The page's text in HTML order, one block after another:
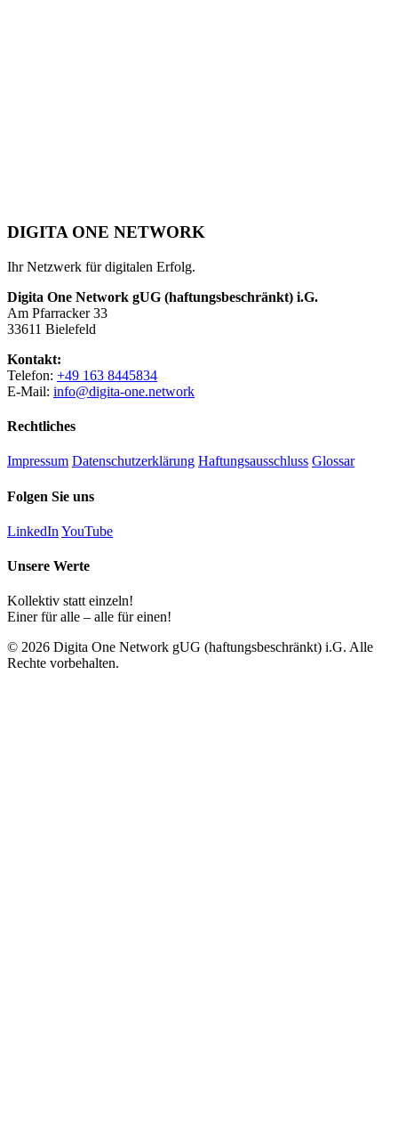
DIGITA ONE NETWORK
Ihr Netzwerk für digitalen Erfolg.
Digita One Network gUG (haftungsbeschränkt) i.G.
Am Pfarracker 33
33611 Bielefeld
Kontakt:
Telefon: +49 163 8445834
E-Mail: info@digita-one.network
Rechtliches
Impressum Datenschutzerklärung Haftungsausschluss Glossar
Folgen Sie uns
LinkedIn YouTube
Unsere Werte
Kollektiv statt einzeln!
Einer für alle – alle für einen!
© 2026 Digita One Network gUG (haftungsbeschränkt) i.G. Alle
Rechte vorbehalten.